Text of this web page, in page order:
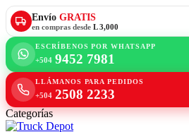
Envío GRATIS
en compras desde L 3,000
ESCRÍBENOS POR WHATSAPP
+504 9452 7981
LLÁMANOS PARA PEDIDOS
+504 2508 2233
Categorías